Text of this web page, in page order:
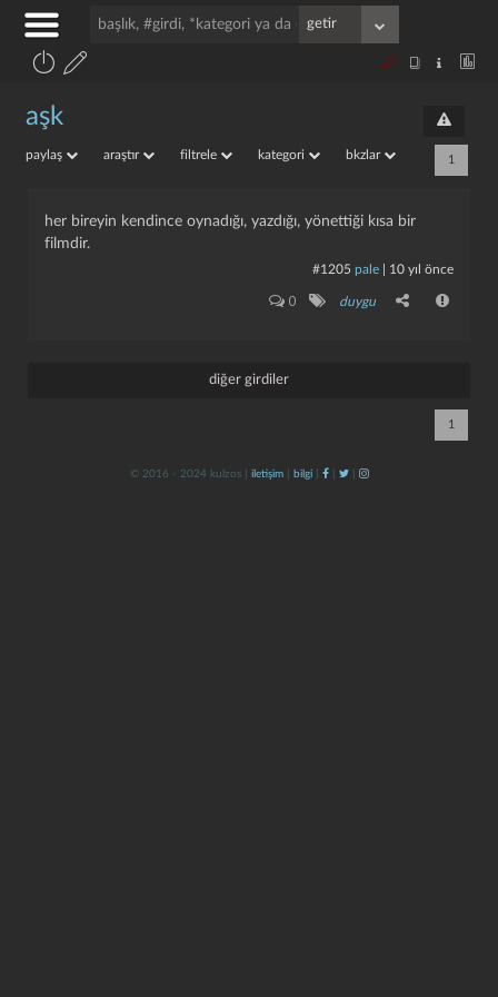
aşk
paylaş araştır filtrele kategori bkzlar 1
her bireyin kendince oynadığı, yazdığı, yönettiği kısa bir
filmdir.
#1205 pale 10 yıl önce
0 duygu
diğer girdiler
1
© 2016 - 2024 kulzos | iletişim| bilgi| | |